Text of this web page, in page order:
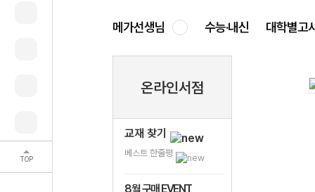
TOP
메가선생님 수능·내신 대학별고
온라인서점
교재 찾기
베스트 한줄평
8월 구매 EVENT